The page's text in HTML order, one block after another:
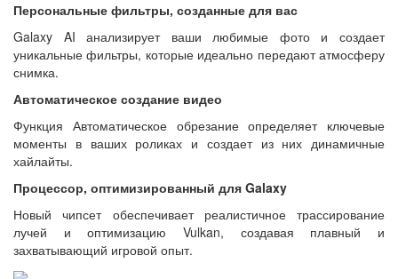
Персональные фильтры, созданные для вас
Galaxy AI анализирует ваши любимые фото и создает
уникальные фильтры, которые идеально передают атмосферу
снимка.
Автоматическое создание видео
Функция Автоматическое обрезание определяет ключевые
моменты в ваших роликах и создает из них динамичные
хайлайты.
Процессор, оптимизированный для Galaxy
Новый чипсет обеспечивает реалистичное трассирование
лучей и оптимизацию Vulkan, создавая плавный и
захватывающий игровой опыт.